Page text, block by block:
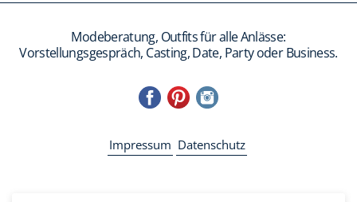
Modeberatung, Outfits für alle Anlässe:
Vorstellungsgespräch, Casting, Date, Party oder Business.
Impressum Datenschutz